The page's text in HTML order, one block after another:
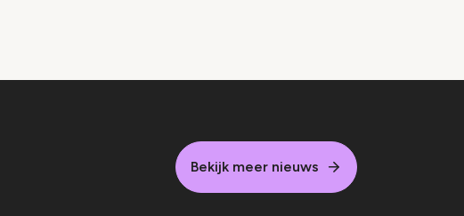
Bekijk meer nieuws